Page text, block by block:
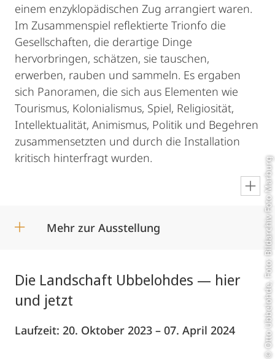
einem enzyklopädischen Zug arrangiert waren.
Im Zusammenspiel reflektierte Trionfo die
Gesellschaften, die derartige Dinge
hervorbringen, schätzen, sie tauschen,
erwerben, rauben und sammeln. Es ergaben
sich Panoramen, die sich aus Elementen wie
Tourismus, Kolonialismus, Spiel, Religiosität,
Intellektualität, Animismus, Politik und Begehren
zusammensetzten und durch die Installation
kritisch hinterfragt wurden.
Mehr zur Ausstellung
Die Landschaft Ubbelohdes — hier
und jetzt
Laufzeit: 20. Oktober 2023 – 07. April 2024 © Otto Ubbelohde, Foto: Bildarchiv Foto Marburg